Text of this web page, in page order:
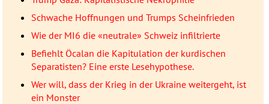
Schwache Hoffnungen und Trumps Scheinfrieden
Wie der MI6 die «neutrale» Schweiz infiltrierte
Befiehlt Öcalan die Kapitulation der kurdischen
Separatisten? Eine erste Lesehypothese.
Wer will, dass der Krieg in der Ukraine weitergeht, ist
ein Monster